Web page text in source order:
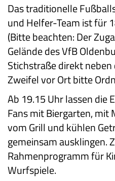
Das traditionelle
und Helfer-Team ist für
(Bitte beachten: Der
Gelände des VfB
Stichstraße direkt
Zweifel vor Ort bitte
Ab 19.15 Uhr lassen die
Fans mit Biergarten, mit
vom Grill und kühlen
gemeinsam ausklingen.
Rahmenprogramm für
Wurfspiele.